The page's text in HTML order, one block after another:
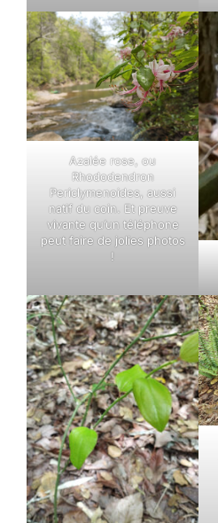
Azalée rose, ou
Rhododendron
Periclymenoides, aussi
natif du coin. Et preuve
vivante qu’un téléphone
peut faire de jolies photos
!